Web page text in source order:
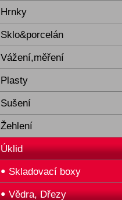
Hrnky
Sklo&porcelán
Vážení,měření
Plasty
Sušení
Žehlení
Úklid
Skladovací boxy
Vědra, Dřezy